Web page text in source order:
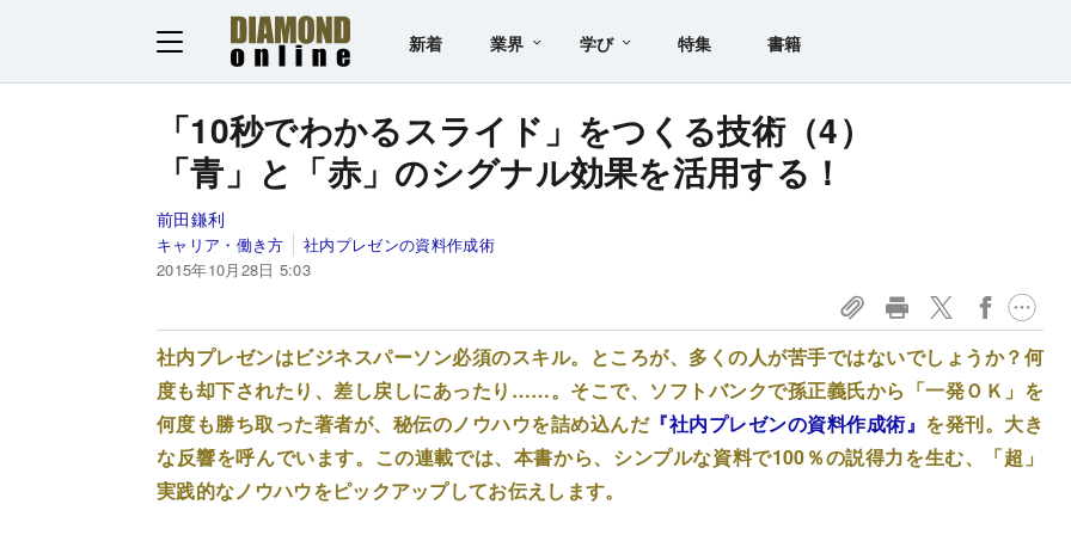
新着 業界 学び 特集 書籍
「10秒でわかるスライド」をつくる技術（4）
「青」と「赤」のシグナル効果を活用する！
前田鎌利
キャリア・働き方
社内プレゼンの資料作成術
2015年10月28日 5:03
社内プレゼンはビジネスパーソン必須のスキル。ところが、多くの人が苦手ではないでしょうか？何
度も却下されたり、差し戻しにあったり……。そこで、ソフトバンクで孫正義氏から「一発ＯＫ」を
何度も勝ち取った著者が、秘伝のノウハウを詰め込んだ『社内プレゼンの資料作成術』 を発刊。大き
な反響を呼んでいます。この連載では、本書から、シンプルな資料で100％の説得力を生む、「超」
実践的なノウハウをピックアップしてお伝えします。